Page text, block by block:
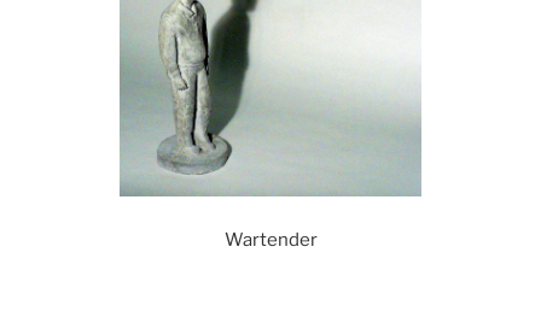
Wartender